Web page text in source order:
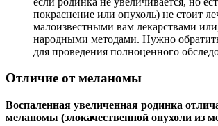
покраснение или опухоль) не стоит
малоизвестными вам лекарствами
народными методами. Нужно
для проведения полноценного
Отличие от меланомы
Воспаленная увеличенная родинка
меланомы (злокачественной опухоли из